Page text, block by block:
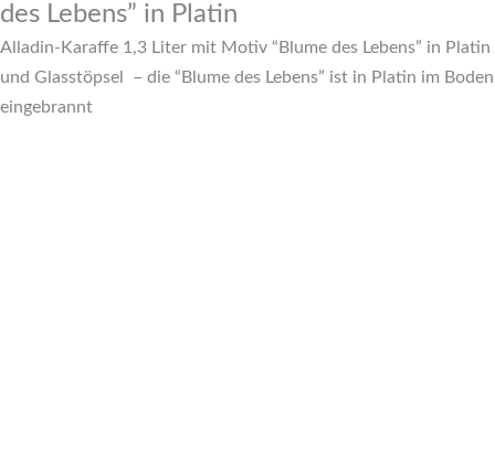
des Lebens” in Platin
Alladin-Karaffe 1,3 Liter mit Motiv “Blume des Lebens” in Platin
und Glasstöpsel – die “Blume des Lebens” ist in Platin im Boden
eingebrannt